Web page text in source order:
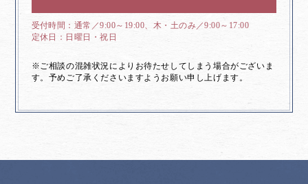
通常／9:00～19:00、木・土のみ／9:00～17:00
日曜日・祝日
※ご相談の混雑状況によりお待たせしてしまう場合がございま
す。予めご了承くださいますようお願い申し上げます。